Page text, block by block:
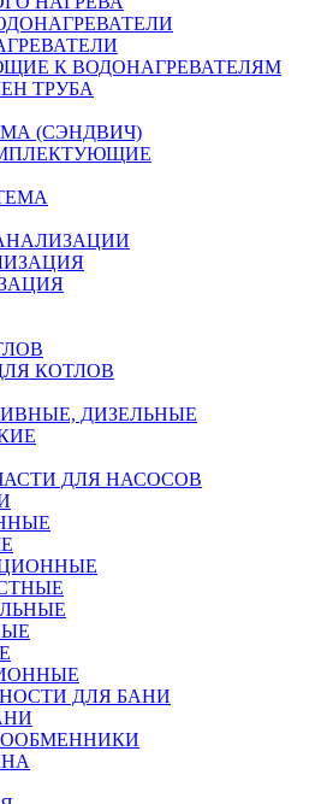
К ВОДОНАГРЕВАТЕЛЯМ
ТРУБА
(СЭНДВИЧ)
КОТЛОВ
ДИЗЕЛЬНЫЕ
ДЛЯ НАСОСОВ
ДЛЯ БАНИ